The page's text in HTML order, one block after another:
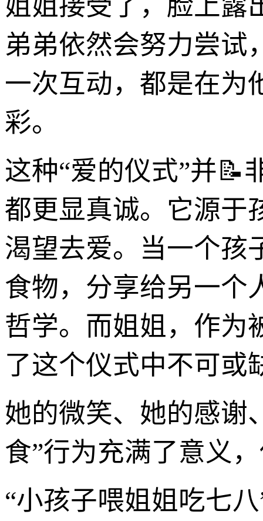
弟弟依然会努力尝试
一次互动，都是在为
彩。
这种“爱的仪式”并📝
都更显真诚。它源
渴望去爱。当一个孩
食物，分享给另一个
哲学。而姐姐，作为
了这个仪式中不可或
她的微笑、她的感谢
食”行为充满了意义
“小孩子喂姐姐吃七